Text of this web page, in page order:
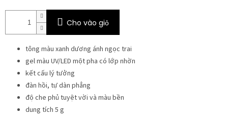
Cho vào giỏ
tông màu xanh dương ánh ngọc trai
gel màu UV/LED một pha có lớp nhờn
kết cấu lý tưởng
đàn hồi, tự dàn phẳng
độ che phủ tuyệt vời và màu bền
dung tích 5 g